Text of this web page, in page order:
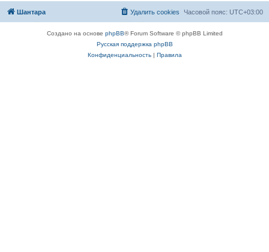
Шантара Часовой пояс: UTC+03:00
Удалить cookies
Создано на основе phpBB® Forum Software © phpBB Limited
Русская поддержка phpBB
Конфиденциальность| Правила